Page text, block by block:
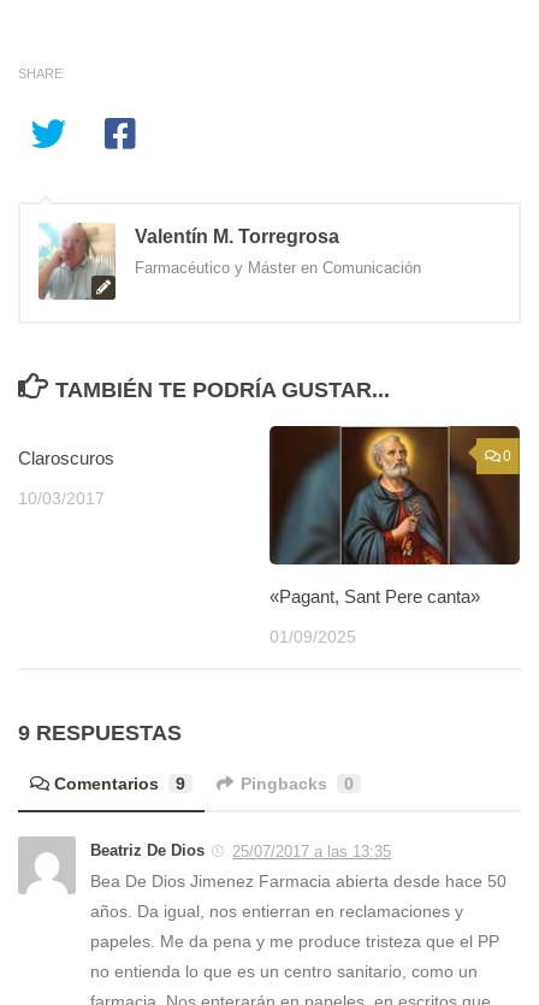
SHARE
Valentín M. Torregrosa
Farmacéutico y Máster en Comunicación
TAMBIÉN TE PODRÍA GUSTAR...
Claroscuros
10/03/2017
0
«Pagant, Sant Pere canta»
01/09/2025
9 RESPUESTAS
Comentarios 9 Pingbacks 0
Beatriz De Dios 25/07/2017 a las 13:35
Bea De Dios Jimenez Farmacia abierta desde hace 50
años. Da igual, nos entierran en reclamaciones y
papeles. Me da pena y me produce tristeza que el PP
no entienda lo que es un centro sanitario, como un